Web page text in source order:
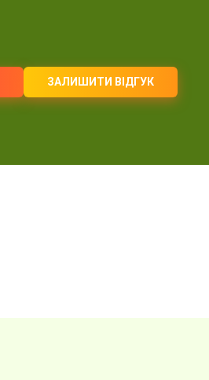
ЗАЛИШИТИ ВІДГУК